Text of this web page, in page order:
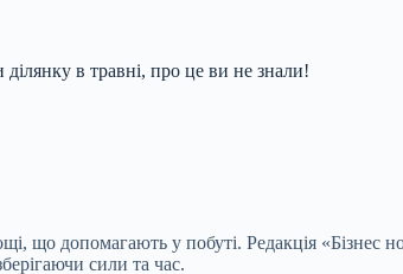
ділянку в травні, про це ви не знали!
що допомагають у побуті. Редакція
сили та час.